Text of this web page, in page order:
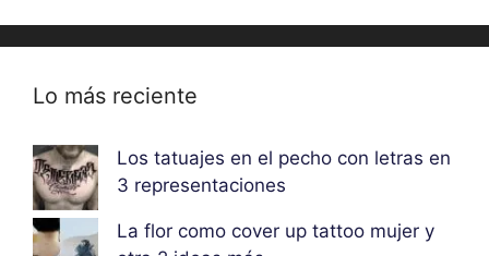
Lo más reciente
Los tatuajes en el pecho con letras en
3 representaciones
La flor como cover up tattoo mujer y